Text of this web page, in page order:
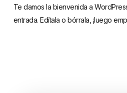
Te damos la bienvenida a
entrada. Edítala o bórrala, ¡luego